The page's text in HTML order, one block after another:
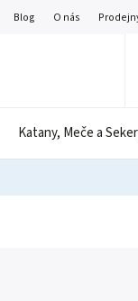
Blog O nás
Katany, Meče a